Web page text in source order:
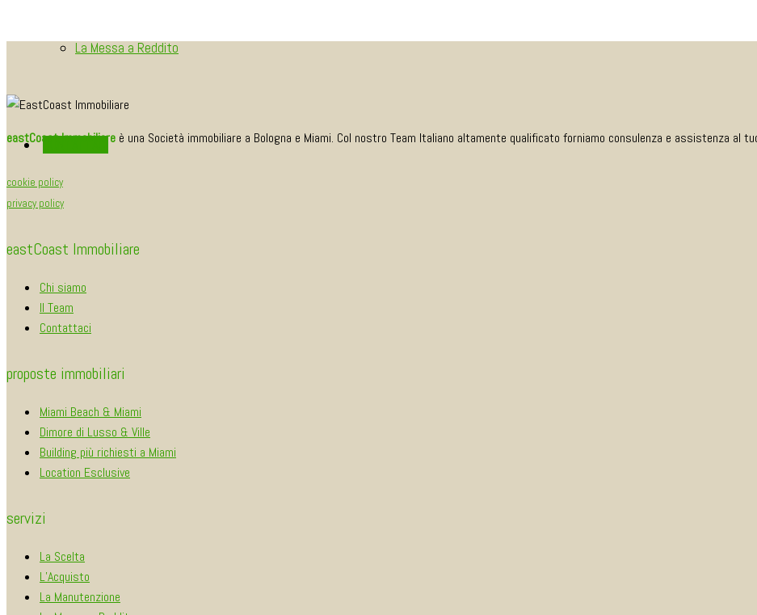
La Messa a Reddito
eastCoast Immobiliare è una Società immobiliare a Bologna e Miami. Col nostro Team Italiano altamente qualificato forniamo consulenza e assistenza al
cookie policy
privacy policy
eastCoast Immobiliare
Chi siamo
Il Team
Contattaci
proposte immobiliari
Miami Beach & Miami
Dimore di Lusso & Ville
Building più richiesti a Miami
Location Esclusive
servizi
La Scelta
L’Acquisto
La Manutenzione